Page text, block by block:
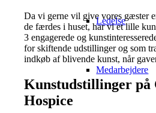
Ledelse
Medarbejdere
Da vi gerne vil give vores gæster
de færdes i huset, har vi et lille
3 engagerede og
for skiftende udstillinger og som
indkøb af blivende kunst, når
Kunstudstillinger på
Hospice